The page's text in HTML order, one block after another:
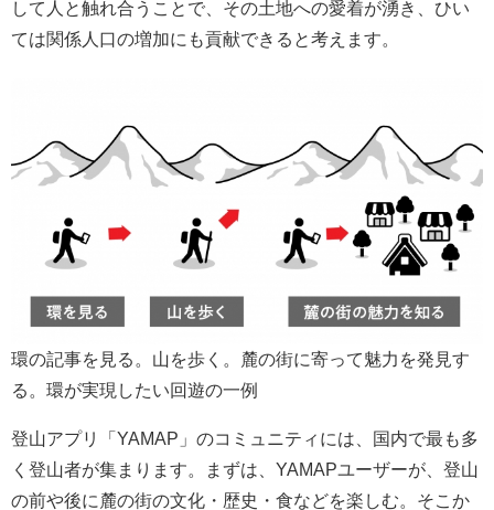
して人と触れ合うことで、その土地への愛着が湧き、ひい
ては関係人口の増加にも貢献できると考えます。
環の記事を見る。山を歩く。麓の街に寄って魅力を発見す
る。環が実現したい回遊の一例
登山アプリ「YAMAP」のコミュニティには、国内で最も多
く登山者が集まります。まずは、YAMAPユーザーが、登山
の前や後に麓の街の文化・歴史・食などを楽しむ。そこか